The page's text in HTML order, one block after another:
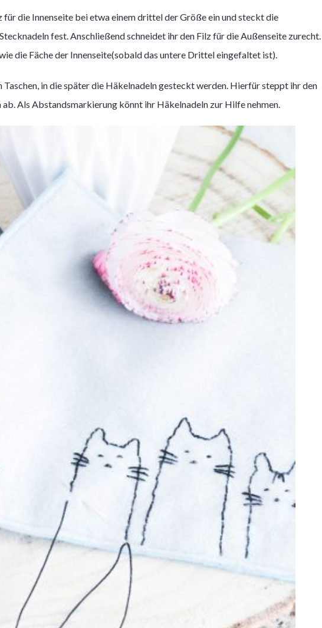
für die Innenseite bei etwa einem drittel der Größe ein und steckt die
fest. Anschließend schneidet ihr den Filz für die Außenseite zurecht.
die Fäche der Innenseite(sobald das untere Drittel eingefaltet ist).
Taschen, in die später die Häkelnadeln gesteckt werden. Hierfür steppt ihr den
Als Abstandsmarkierung könnt ihr Häkelnadeln zur Hilfe nehmen.